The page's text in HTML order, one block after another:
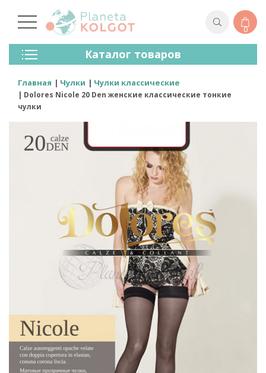
0
Каталог товаров
Колготки
Чулки
Лосины (леггинсы)
Носки И Гольфы
Спортивная Одежда
Для Мужчин
Для Детей
Главная Чулки Чулки классические
Dolores Nicole 20 Den женские классические тонкие
чулки